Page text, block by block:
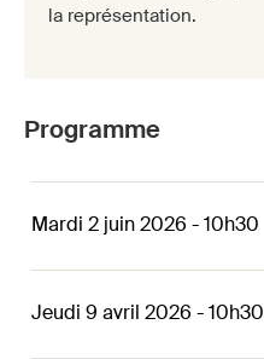
la représentation.
Programme
Mardi 2 juin 2026 - 10h30
Jeudi 9 avril 2026 - 10h30